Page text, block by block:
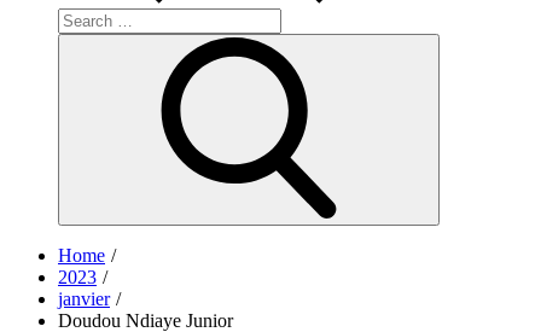
Search
for:
Home
2023
janvier
Doudou Ndiaye Junior